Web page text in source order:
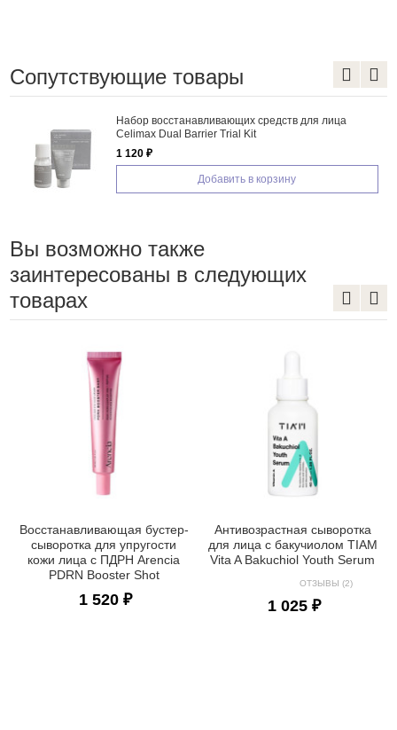
Сопутствующие товары
Набор восстанавливающих средств для лица
Celimax Dual Barrier Trial Kit
1 120 ₽
Добавить в корзину
Вы возможно также
заинтересованы в следующих
товарах
Восстанавливающая бустер-
сыворотка для упругости
кожи лица с ПДРН Arencia
PDRN Booster Shot
1 520 ₽
Антивозрастная сыворотка
для лица с бакучиолом TIAM
Vita A Bakuchiol Youth Serum
ОТЗЫВЫ (2)
1 025 ₽